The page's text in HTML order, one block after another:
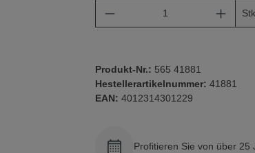
Produkt Anzahl: GibStk
Produkt-Nr.: 565 41881
Hestellerartikelnummer: 41881
EAN: 4012314301229
Profitieren Sie von über 25